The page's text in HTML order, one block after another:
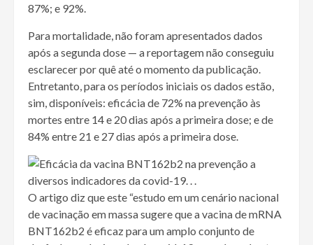
87%; e 92%.
Para mortalidade, não foram apresentados dados
após a segunda dose — a reportagem não conseguiu
esclarecer por quê até o momento da publicação.
Entretanto, para os períodos iniciais os dados estão,
sim, disponíveis: eficácia de 72% na prevenção às
mortes entre 14 e 20 dias após a primeira dose; e de
84% entre 21 e 27 dias após a primeira dose.
O artigo diz que este “estudo em um cenário nacional
de vacinação em massa sugere que a vacina de mRNA
BNT162b2 é eficaz para um amplo conjunto de